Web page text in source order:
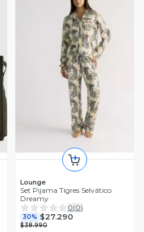
Lounge
Set Pijama Tigres Selvático
Dreamy
0(0)
30% $27.290
$38.990